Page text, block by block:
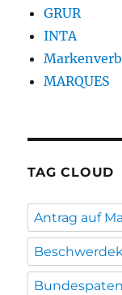
GRUR
INTA
MARQUES
TAG CLOUD
Antrag auf